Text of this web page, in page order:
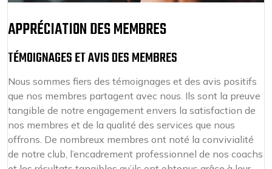
APPRÉCIATION DES MEMBRES
TÉMOIGNAGES ET AVIS DES MEMBRES
Nous sommes fiers des témoignages et des avis positifs
que nos membres partagent avec nous. Ils sont la preuve
tangible de notre engagement envers la satisfaction de
nos membres et de la qualité des services que nous
offrons. De nombreux membres ont noté la convivialité
de notre club, l’encadrement professionnel de nos coachs